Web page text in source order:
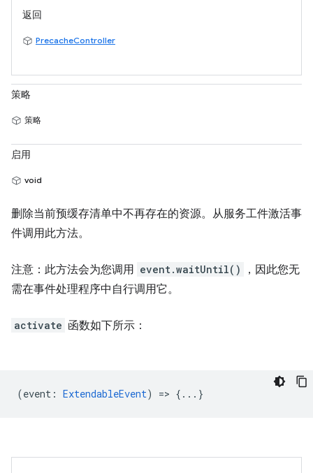
返回
PrecacheController
策略
策略
启用
void
删除当前预缓存清单中不再存在的资源。从服务工件激活事
件调用此方法。
注意：此方法会为您调用 event.waitUntil()
，因此您无
需在事件处理程序中自行调用它。
activate 函数如下所示：
(event : ExtendableEvent) => {...}